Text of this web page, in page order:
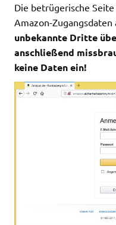
Die betrügerische
Amazon-Zugangsdaten
unbekannte Dritte
anschließend
keine Daten ein!